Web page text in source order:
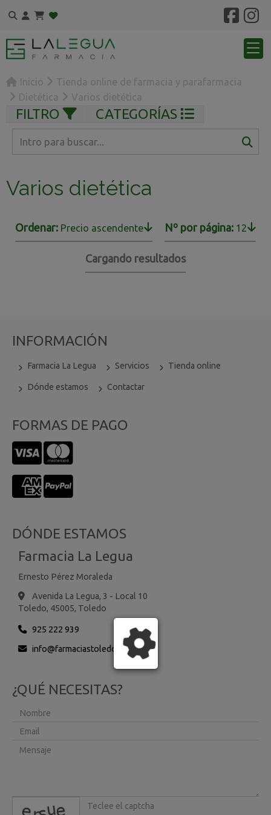
Inicio
Tienda online de farmacia y parafarmacia
Dietética
Varios dietética
FILTRO CATEGORÍAS
Varios dietética
Ordenar: Precio ascendente Nº por página: 12
Cargando resultados
INFORMACIÓN
Farmacia La Legua Servicios Tienda online
Dónde estamos Contactar
FORMAS DE PAGO
DÓNDE ESTAMOS
Farmacia La Legua
Ernesto Pérez Moraleda
Avenida La Legua, 3 - Local 10
Toledo, 45005, Toledo
925 222 939
info
farmaciastoledo.es
¿QUÉ NECESITAS?
captcha